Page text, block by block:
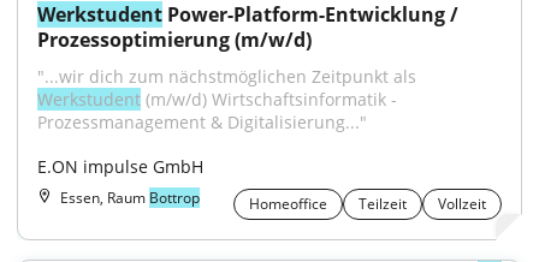
Werkstudent Power-Platform-Entwicklung /
Prozessoptimierung (m/w/d)
Werkstudent (m/w/d) Wirtschaftsinformatik -
Prozessmanagement & Digitalisierung..."
E.ON impulse GmbH
Essen, Raum Bottrop Homeoffice Teilzeit Vollzeit